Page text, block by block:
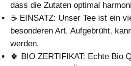
dass die Zutaten optimal
☕️ EINSATZ: Unser Tee ist ein
besonderen Art. Aufgebrüht,
werden.
🍀 BIO ZERTIFIKAT: Echte Bio